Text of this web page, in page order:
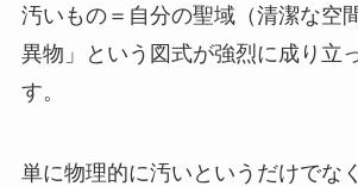
汚いもの＝自分の聖域（清潔な空
異物」という図式が強烈に成り立
す。
単に物理的に汚いというだけでな